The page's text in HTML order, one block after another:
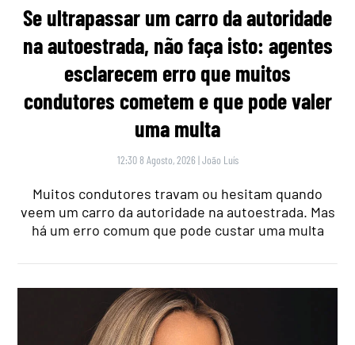
Se ultrapassar um carro da autoridade
na autoestrada, não faça isto: agentes
esclarecem erro que muitos
condutores cometem e que pode valer
uma multa
12:30 8 Agosto, 2026 |João Luís
Muitos condutores travam ou hesitam quando
veem um carro da autoridade na autoestrada. Mas
há um erro comum que pode custar uma multa